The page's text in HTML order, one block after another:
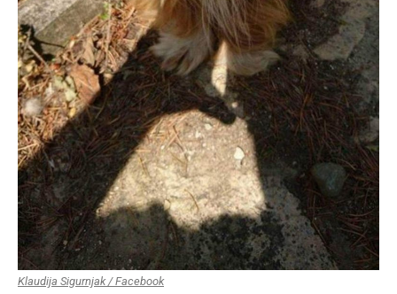
Klaudija Sigurnjak / Facebook